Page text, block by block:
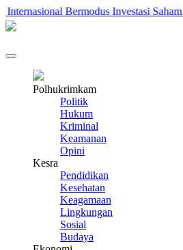
Bermodus Investasi Saham & Kripto
Polhukrimkam
Politik
Hukum
Kriminal
Keamanan
Opini
Kesra
Pendidikan
Kesehatan
Keagamaan
Lingkungan
Sosial
Budaya